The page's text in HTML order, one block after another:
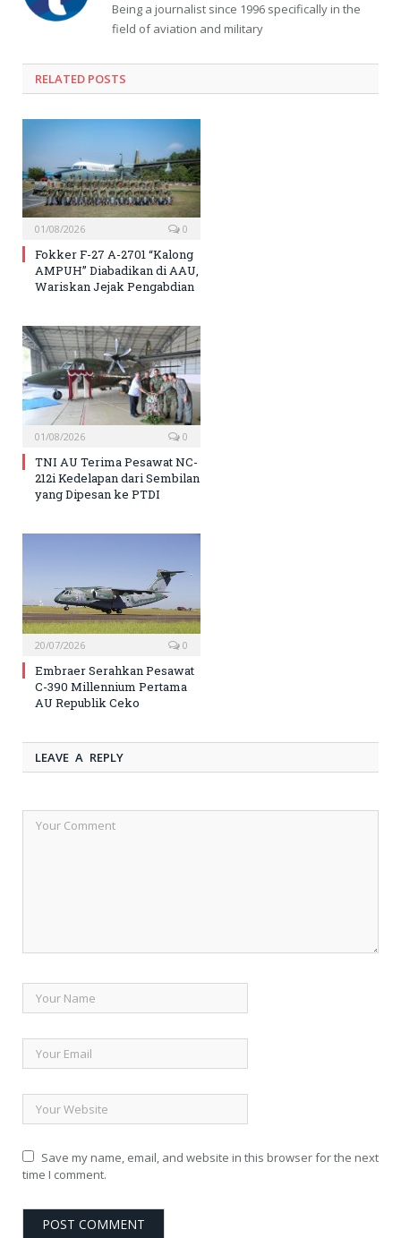
Being a journalist since 1996 specifically in the
field of aviation and military
RELATED POSTS
01/08/2026 0
Fokker F-27 A-2701 “Kalong
AMPUH” Diabadikan di AAU,
Wariskan Jejak Pengabdian
01/08/2026 0
TNI AU Terima Pesawat NC-
212i Kedelapan dari Sembilan
yang Dipesan ke PTDI
20/07/2026 0
Embraer Serahkan Pesawat
C-390 Millennium Pertama
AU Republik Ceko
LEAVE A REPLY
Save my name, email, and website in this browser for the next
time I comment.